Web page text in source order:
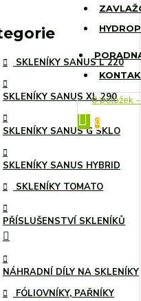
0 položek
0
SKLENÍKY SANUS L 220
SKLENÍKY SANUS XL 290
SKLENÍKY SANUS G SKLO
SKLENÍKY SANUS HYBRID
SKLENÍKY TOMATO
PŘÍSLUŠENSTVÍ SKLENÍKŮ
NÁHRADNÍ DÍLY NA SKLENÍKY
FÓLIOVNÍKY, PAŘNÍKY